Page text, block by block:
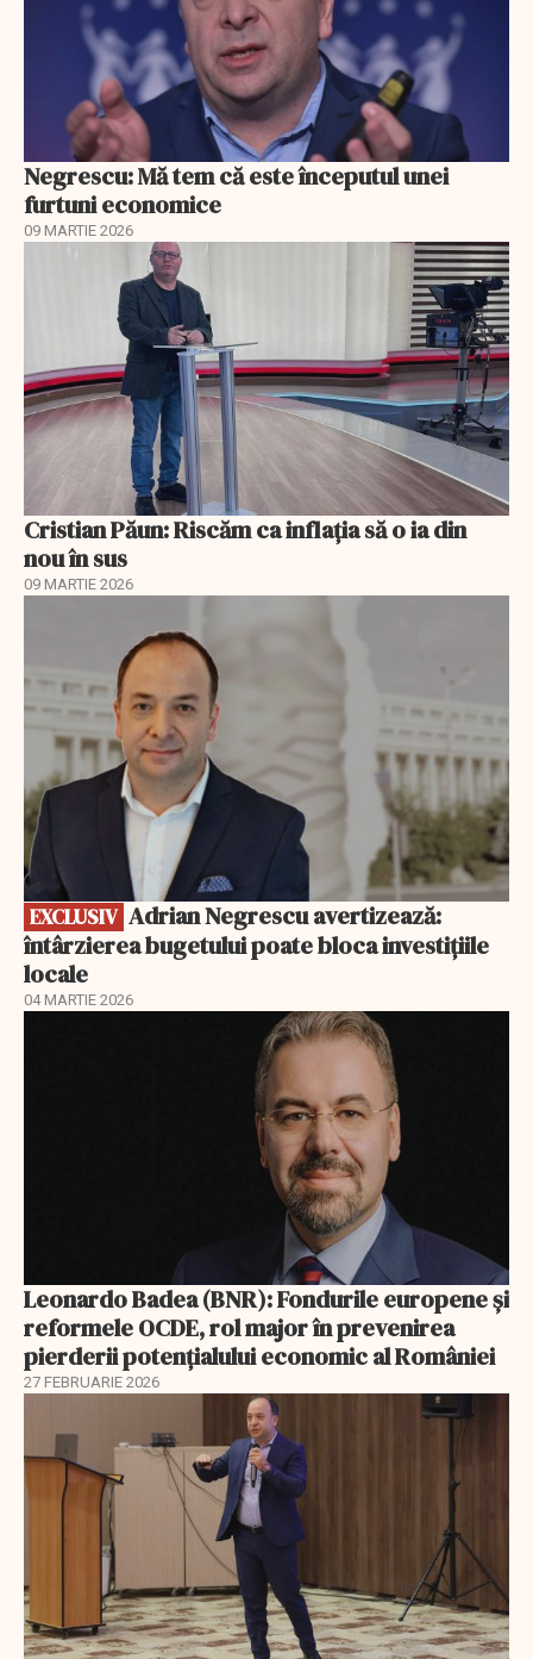
Negrescu: Mă tem că este începutul unei
furtuni economice
09 MARTIE 2026
Cristian Păun: Riscăm ca inflația să o ia din
nou în sus
09 MARTIE 2026
EXCLUSIV
întârzierea bugetului poate bloca investițiile
locale
04 MARTIE 2026
Leonardo Badea (BNR): Fondurile europene și
reformele OCDE, rol major în prevenirea
pierderii potențialului economic al României
27 FEBRUARIE 2026